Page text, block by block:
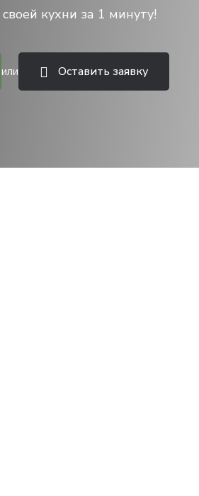
кухни за 1 минуту!
или Оставить заявку